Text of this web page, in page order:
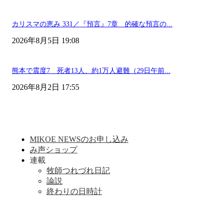
カリスマの恵み 331／『預言』7章 的確な預言の...
2026年8月5日 19:08
熊本で震度7 死者13人、約1万人避難（29日午前...
2026年8月2日 17:55
MIKOE NEWSのお申し込み
み声ショップ
連載
牧師つれづれ日記
論説
終わりの日時計